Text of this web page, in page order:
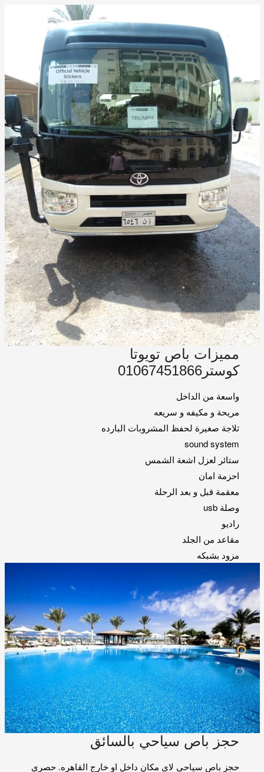
مميزات باص تويوتا
كوستر01067451866
واسعة من الداخل
مريحة و مكيفه و سريعه
ثلاجة صغيرة لحفظ المشروبات البارده
sound system
ستائر لعزل اشعة الشمس
احزمة امان
معقمة قبل و بعد الرحلة
وصلة usb
راديو
مقاعد من الجلد
مزود بشبكه
حجز باص سياحي بالسائق
حجز باص سياحي لاي مكان داخل او خارج القاهره. حصري